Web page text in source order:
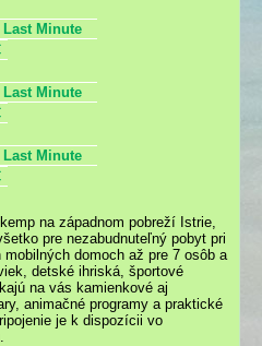
Last Minute
Last Minute
Last Minute
na západnom pobreží Istrie,
pre nezabudnuteľný pobyt pri
domoch až pre 7 osôb a
detské ihriská, športové
na vás kamienkové aj
animačné programy a praktické
je k dispozícii vo